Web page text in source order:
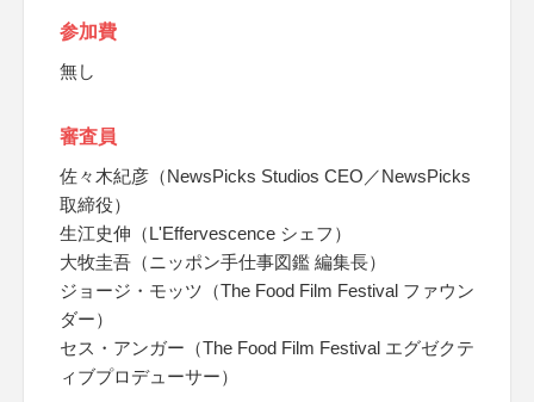
参加費
無し
審査員
佐々木紀彦（NewsPicks Studios CEO／NewsPicks
取締役）
生江史伸（L'Effervescence シェフ）
大牧圭吾（ニッポン手仕事図鑑 編集長）
ジョージ・モッツ（The Food Film Festival ファウン
ダー）
セス・アンガー（The Food Film Festival エグゼクテ
ィブプロデューサー）